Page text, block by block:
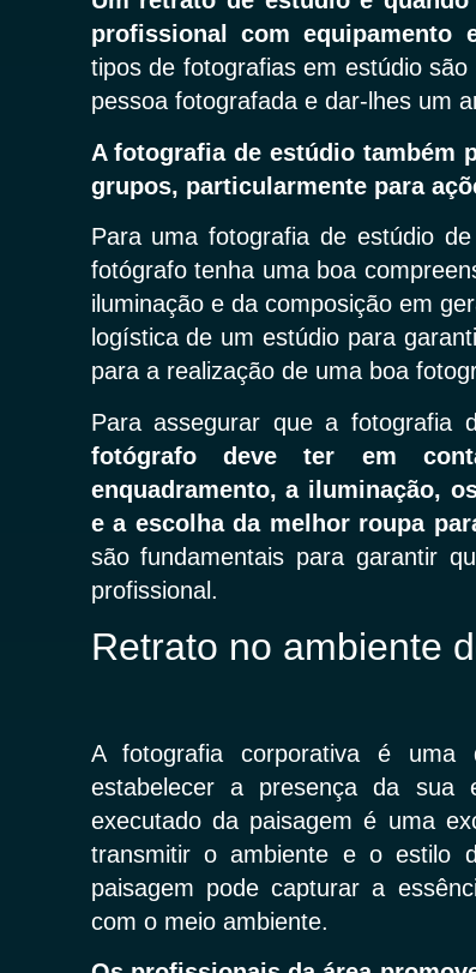
profissional com equipamento
tipos de fotografias em estúdio
pessoa fotografada e dar-lhes um
A fotografia de estúdio também
grupos, particularmente para
Para uma fotografia de estúdio
fotógrafo tenha uma boa
iluminação e da composição em
logística de um estúdio para
para a realização de uma boa
Para assegurar que a fotografia
fotógrafo deve ter em
enquadramento, a iluminação,
e a escolha da melhor roupa
são fundamentais para garantir
profissional.
Retrato no ambiente
A fotografia corporativa é uma
estabelecer a presença da sua
executado da paisagem é uma
transmitir o ambiente e o estilo
paisagem pode capturar a
com o meio ambiente.